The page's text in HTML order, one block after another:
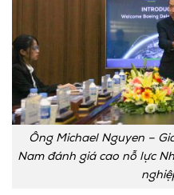
Ông Michael Nguyen –
Nam đánh giá cao nỗ lực